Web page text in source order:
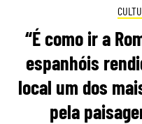
“É como ir a
espanhóis
local um dos
pela